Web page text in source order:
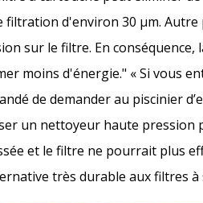
filtration d'environ 30 μm.
sur le filtre. En
moins d'énergie." « Si vous
de demander au piscinier
un nettoyeur haute
et le filtre ne pourrait plus
très durable aux filtres à